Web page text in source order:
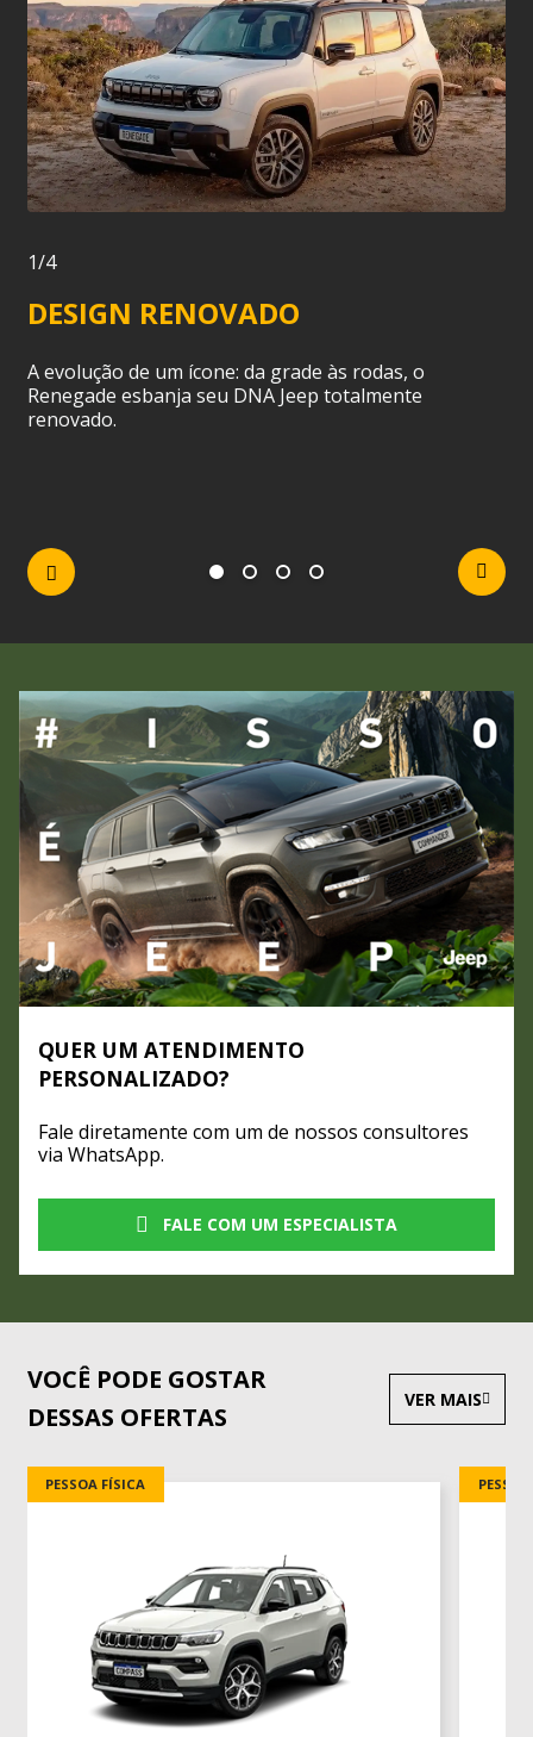
1/4
DESIGN RENOVADO
A evolução de um ícone: da grade às rodas, o
Renegade esbanja seu DNA Jeep totalmente
renovado.
QUER UM ATENDIMENTO
PERSONALIZADO?
Fale diretamente com um de nossos consultores
via WhatsApp.
FALE COM UM ESPECIALISTA
VOCÊ PODE GOSTAR
DESSAS OFERTAS
VER MAIS
PESSOA FÍSICA